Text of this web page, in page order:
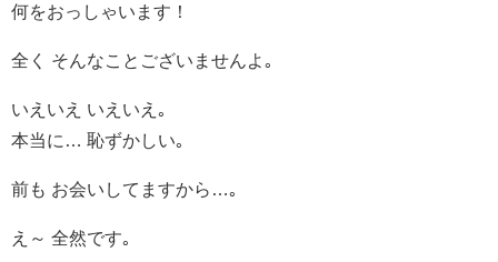
何をおっしゃいます！
全く そんなことございませんよ｡
いえいえ いえいえ｡
本当に… 恥ずかしい｡
前も お会いしてますから…｡
え～ 全然です｡